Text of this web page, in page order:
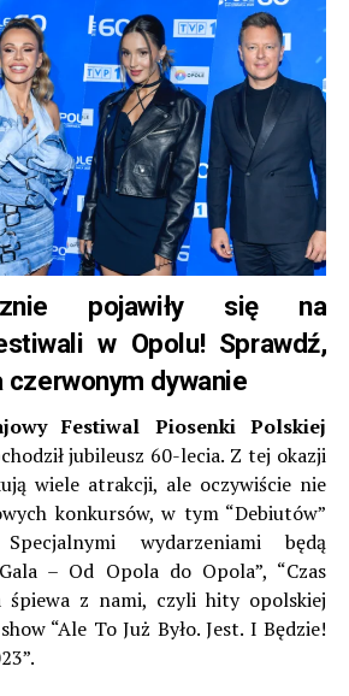
pojawiły się na
w Opolu! Sprawdź,
czerwonym dywanie
Festiwal Piosenki Polskiej
jubileusz 60-lecia. Z tej okazji
wiele atrakcji, ale oczywiście nie
konkursów, w tym “Debiutów”
wydarzeniami będą
– Od Opola do Opola”, “Czas
śpiewa z nami, czyli hity opolskiej
“Ale To Już Było. Jest. I Będzie!